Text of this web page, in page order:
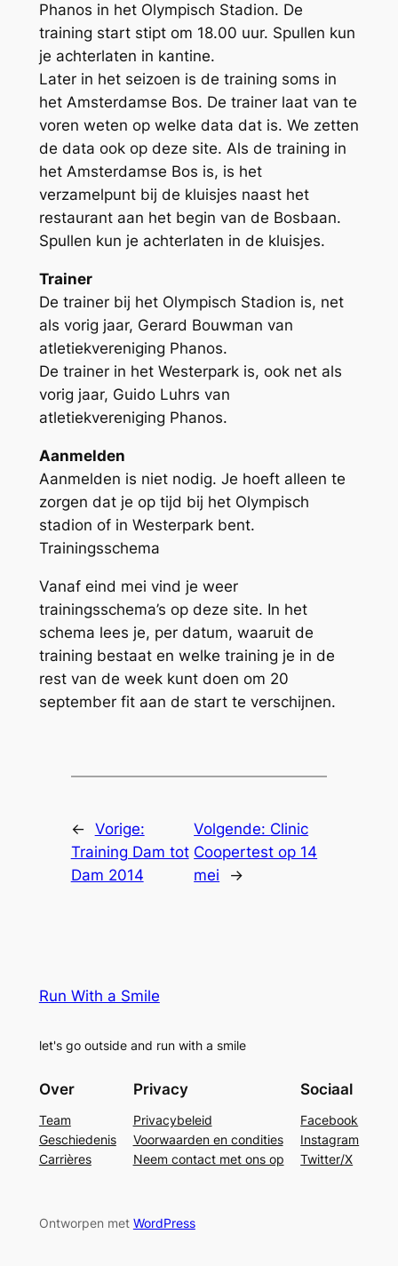
Phanos in het Olympisch Stadion. De
training start stipt om 18.00 uur. Spullen kun
je achterlaten in kantine.
Later in het seizoen is de training soms in
het Amsterdamse Bos. De trainer laat van te
voren weten op welke data dat is. We zetten
de data ook op deze site. Als de training in
het Amsterdamse Bos is, is het
verzamelpunt bij de kluisjes naast het
restaurant aan het begin van de Bosbaan.
Spullen kun je achterlaten in de kluisjes.
Trainer
De trainer bij het Olympisch Stadion is, net
als vorig jaar, Gerard Bouwman van
atletiekvereniging Phanos.
De trainer in het Westerpark is, ook net als
vorig jaar, Guido Luhrs van
atletiekvereniging Phanos.
Aanmelden
Aanmelden is niet nodig. Je hoeft alleen te
zorgen dat je op tijd bij het Olympisch
stadion of in Westerpark bent.
Trainingsschema
Vanaf eind mei vind je weer
trainingsschema’s op deze site. In het
schema lees je, per datum, waaruit de
training bestaat en welke training je in de
rest van de week kunt doen om 20
september fit aan de start te verschijnen.
← Vorige:
Training Dam tot
Dam 2014
Volgende: Clinic
Coopertest op 14
mei
→
Run With a Smile
let's go outside and run with a smile
Over
Team
Geschiedenis
Carrières
Privacy
Privacybeleid
Voorwaarden en condities
Neem contact met ons op
Sociaal
Facebook
Instagram
Twitter/X
Ontworpen met WordPress